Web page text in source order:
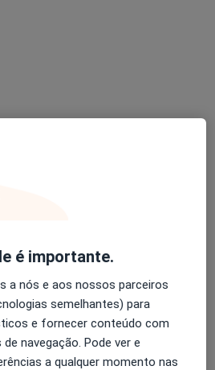
2
é importante.
a nós e aos nossos parceiros
semelhantes) para
e fornecer conteúdo com
navegação. Pode ver e
a qualquer momento nas